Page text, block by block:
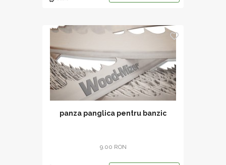
panza panglica pentru banzic
9.00 RON